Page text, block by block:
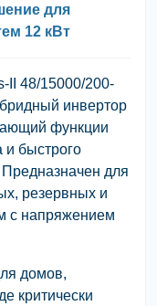
для
12 кВт
II 48/15000/200-
инвертор
функции
и быстрого
для
резервных и
с напряжением
домов,
критически